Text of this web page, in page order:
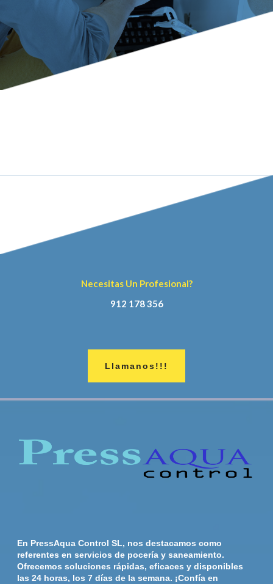
Necesitas Un Profesional?
912 178 356
Llamanos!!!
En PressAqua Control SL, nos destacamos como
referentes en servicios de pocería y saneamiento.
Ofrecemos soluciones rápidas, eficaces y disponibles
las 24 horas, los 7 días de la semana. ¡Confía en